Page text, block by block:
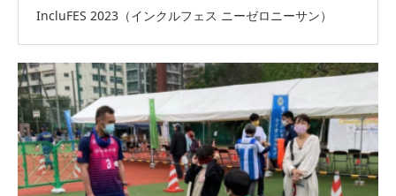
IncluFES 2023（インクルフェス ニーゼロニーサン）